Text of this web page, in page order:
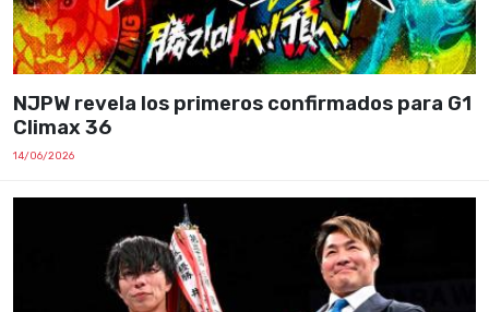
NJPW revela los primeros confirmados para G1
Climax 36
14/06/2026